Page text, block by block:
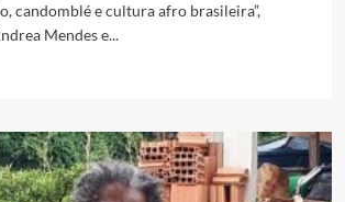
candomblé e cultura afro brasileira”,
Mendes e...